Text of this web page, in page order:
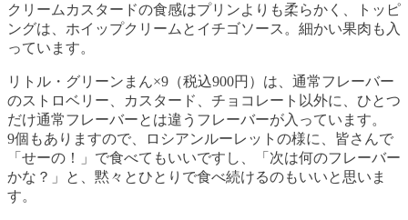
クリームカスタードの食感はプリンよりも柔らかく、トッピ
ングは、ホイップクリームとイチゴソース。細かい果肉も入
っています。
リトル・グリーンまん×9（税込900円）は、通常フレーバー
のストロベリー、カスタード、チョコレート以外に、ひとつ
だけ通常フレーバーとは違うフレーバーが入っています。
9個もありますので、ロシアンルーレットの様に、皆さんで
「せーの！」で食べてもいいですし、「次は何のフレーバー
かな？」と、黙々とひとりで食べ続けるのもいいと思いま
す。